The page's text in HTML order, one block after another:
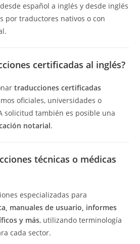
español a inglés y desde inglés
por traductores nativos o con
certificadas al inglés?
traducciones certificadas
oficiales, universidades o
solicitud también es posible una
notarial.
técnicas o médicas
especializadas para
manuales de usuario, informes
y más, utilizando terminología
cada sector.